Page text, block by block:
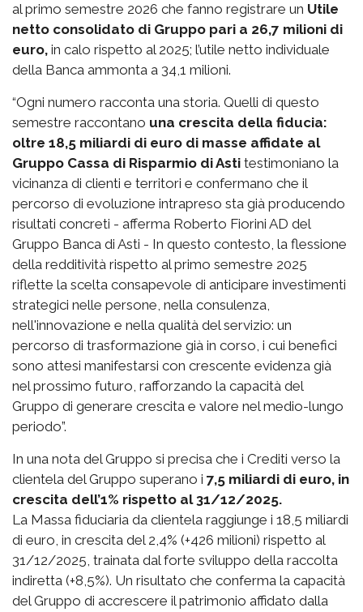
al primo semestre 2026 che fanno registrare un Utile
netto consolidato di Gruppo pari a 26,7 milioni di
euro, in calo rispetto al 2025; l’utile netto individuale
della Banca ammonta a 34,1 milioni.
“Ogni numero racconta una storia. Quelli di questo
semestre raccontano una crescita della fiducia:
oltre 18,5 miliardi di euro di masse affidate al
Gruppo Cassa di Risparmio di Asti testimoniano la
vicinanza di clienti e territori e confermano che il
percorso di evoluzione intrapreso sta già producendo
risultati concreti - afferma Roberto Fiorini AD del
Gruppo Banca di Asti - In questo contesto, la flessione
della redditività rispetto al primo semestre 2025
riflette la scelta consapevole di anticipare investimenti
strategici nelle persone, nella consulenza,
nell'innovazione e nella qualità del servizio: un
percorso di trasformazione già in corso, i cui benefici
sono attesi manifestarsi con crescente evidenza già
nel prossimo futuro, rafforzando la capacità del
Gruppo di generare crescita e valore nel medio-lungo
periodo”.
In una nota del Gruppo si precisa che i Crediti verso la
clientela del Gruppo superano i 7,5 miliardi di euro, in
crescita dell’1% rispetto al 31/12/2025.
La Massa fiduciaria da clientela raggiunge i 18,5 miliardi
di euro, in crescita del 2,4% (+426 milioni) rispetto al
31/12/2025, trainata dal forte sviluppo della raccolta
indiretta (+8,5%). Un risultato che conferma la capacità
del Gruppo di accrescere il patrimonio affidato dalla